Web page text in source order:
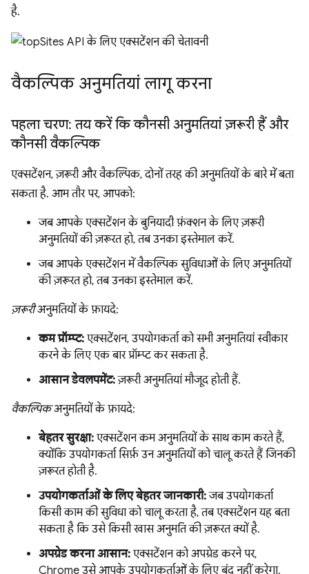
है.
वैकल्पिक अनुमतियां लागू करना
पहला चरण: तय करें कि कौनसी अनुमतियां ज़रूरी हैं और
कौनसी वैकल्पिक
एक्सटेंशन, ज़रूरी और वैकल्पिक, दोनों तरह की अनुमतियों के बारे में बता
सकता है. आम तौर पर, आपको:
जब आपके एक्सटेंशन के बुनियादी फ़ंक्शन के लिए ज़रूरी
अनुमतियों की ज़रूरत हो, तब उनका इस्तेमाल करें.
जब आपके एक्सटेंशन में वैकल्पिक सुविधाओं के लिए अनुमतियों
की ज़रूरत हो, तब उनका इस्तेमाल करें.
ज़रूरीअनुमतियों के फ़ायदे:
कम प्रॉम्प्ट: एक्सटेंशन, उपयोगकर्ता को सभी अनुमतियां स्वीकार
करने के लिए एक बार प्रॉम्प्ट कर सकता है.
आसान डेवलपमेंट:ज़रूरी अनुमतियां मौजूद होती हैं.
वैकल्पिकअनुमतियों के फ़ायदे:
बेहतर सुरक्षा: एक्सटेंशन कम अनुमतियों के साथ काम करते हैं,
क्योंकि उपयोगकर्ता सिर्फ़ उन अनुमतियों को चालू करते हैं जिनकी
ज़रूरत होती है.
उपयोगकर्ताओं के लिए बेहतर जानकारी:जब उपयोगकर्ता
किसी काम की सुविधा को चालू करता है, तब एक्सटेंशन यह बता
सकता है कि उसे किसी खास अनुमति की ज़रूरत क्यों है.
अपग्रेड करना आसान: एक्सटेंशन को अपग्रेड करने पर,
Chrome उसे आपके उपयोगकर्ताओं के लिए बंद नहीं करेगा.